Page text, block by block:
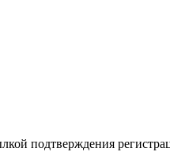
подтверждения